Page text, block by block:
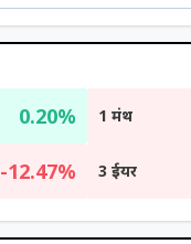
0.20% 1 मंथ
-12.47% 3 ईयर